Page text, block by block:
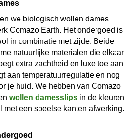
we biologisch wollen dames
Comazo Earth. Het ondergoed is
in combinatie met zijde. Beide
natuurlijke materialen die elkaar
extra zachtheid en luxe toe aan
aan temperatuurregulatie en nog
je huid. We hebben van Comazo
wollen damesslips in de kleuren
met een speelse kanten afwerking.